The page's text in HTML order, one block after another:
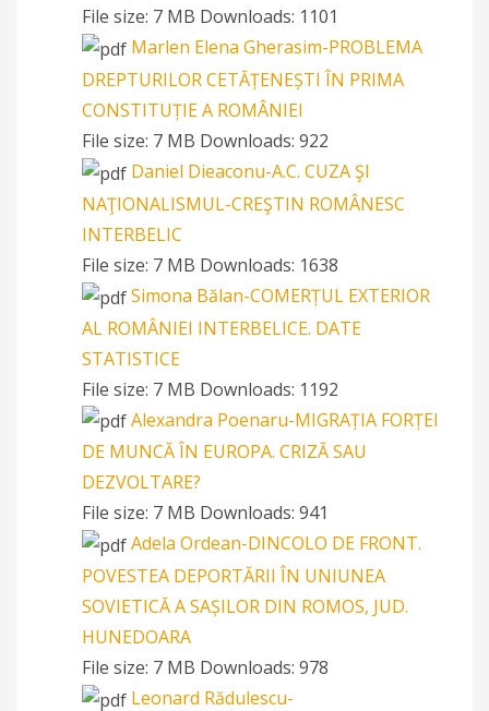
File size: 7 MB Downloads: 1101
Marlen Elena Gherasim-PROBLEMA
DREPTURILOR CETĂȚENEȘTI ÎN PRIMA
CONSTITUȚIE A ROMÂNIEI
File size: 7 MB Downloads: 922
Daniel Dieaconu-A.C. CUZA ŞI
NAŢIONALISMUL-CREŞTIN ROMÂNESC
INTERBELIC
File size: 7 MB Downloads: 1638
Simona Bălan-COMERȚUL EXTERIOR
AL ROMÂNIEI INTERBELICE. DATE
STATISTICE
File size: 7 MB Downloads: 1192
Alexandra Poenaru-MIGRAȚIA FORȚEI
DE MUNCĂ ÎN EUROPA. CRIZĂ SAU
DEZVOLTARE?
File size: 7 MB Downloads: 941
Adela Ordean-DINCOLO DE FRONT.
POVESTEA DEPORTĂRII ÎN UNIUNEA
SOVIETICĂ A SAȘILOR DIN ROMOS, JUD.
HUNEDOARA
File size: 7 MB Downloads: 978
Leonard Rădulescu-